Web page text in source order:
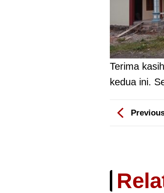
Terima
kedua ini.